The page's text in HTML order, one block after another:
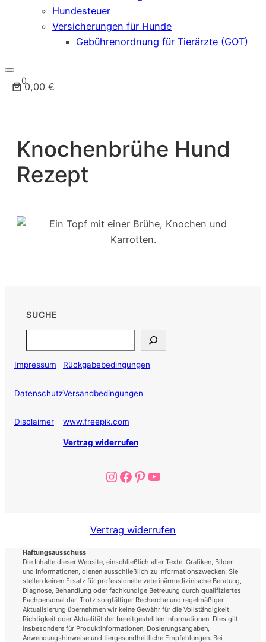
Hundesteuer
Versicherungen für Hunde
Gebührenordnung für Tierärzte (GOT)
0
0,00 €
Knochenbrühe Hund
Rezept
SUCHE
Impressum
Datenschutz
Disclaimer
Rückgabebedingungen
Versandbedingungen
www.freepik.com
Vertrag widerrufen
Instagram
Facebook
Pinterest
YouTube
Vertrag widerrufen
Haftungsausschuss
Die Inhalte dieser Website, einschließlich aller Texte, Grafiken, Bilder
und Informationen, dienen ausschließlich zu Informationszwecken. Sie
stellen keinen Ersatz für professionelle veterinärmedizinische Beratung,
Diagnose, Behandlung oder fachkundige Betreuung durch qualifiziertes
Fachpersonal dar. Trotz sorgfältiger Recherche und regelmäßiger
Aktualisierung übernehmen wir keine Gewähr für die Vollständigkeit,
Richtigkeit oder Aktualität der bereitgestellten Informationen. Dies gilt
insbesondere für Produktinformationen, Dosierungsangaben,
Anwendungshinweise und tiergesundheitliche Empfehlungen. Bei